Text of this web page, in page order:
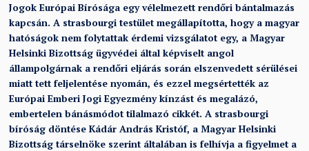
Jogok Európai Bírósága egy vélelmezett rendőri bántalmazás
kapcsán. A strasbourgi testület megállapította, hogy a magyar
hatóságok nem folytattak érdemi vizsgálatot egy, a Magyar
Helsinki Bizottság ügyvédei által képviselt angol
állampolgárnak a rendőri eljárás során elszenvedett sérülései
miatt tett feljelentése nyomán, és ezzel megsértették az
Európai Emberi Jogi Egyezmény kínzást és megalázó,
embertelen bánásmódot tilalmazó cikkét. A strasbourgi
bíróság döntése Kádár András Kristóf, a Magyar Helsinki
Bizottság társelnöke szerint általában is felhívja a figyelmet a